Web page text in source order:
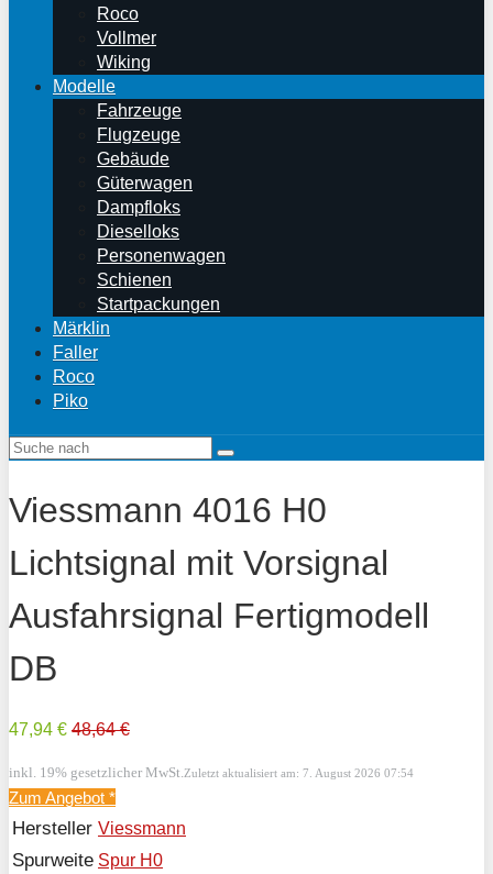
Roco
Vollmer
Wiking
Modelle
Fahrzeuge
Flugzeuge
Gebäude
Güterwagen
Dampfloks
Dieselloks
Personenwagen
Schienen
Startpackungen
Märklin
Faller
Roco
Piko
Viessmann 4016 H0
Lichtsignal mit Vorsignal
Ausfahrsignal Fertigmodell
DB
47,94 € 48,64 €
inkl. 19% gesetzlicher MwSt. Zuletzt aktualisiert am: 7. August 2026 07:54
Zum Angebot *
Hersteller Viessmann
Spurweite Spur H0